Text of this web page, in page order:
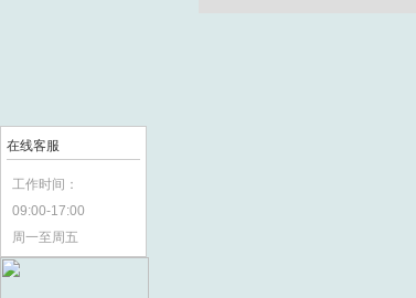
在线客服
工作时间：
09:00-17:00
周一至周五